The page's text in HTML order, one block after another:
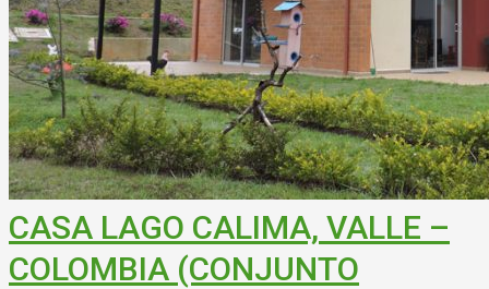
CASA LAGO CALIMA, VALLE –
COLOMBIA (CONJUNTO